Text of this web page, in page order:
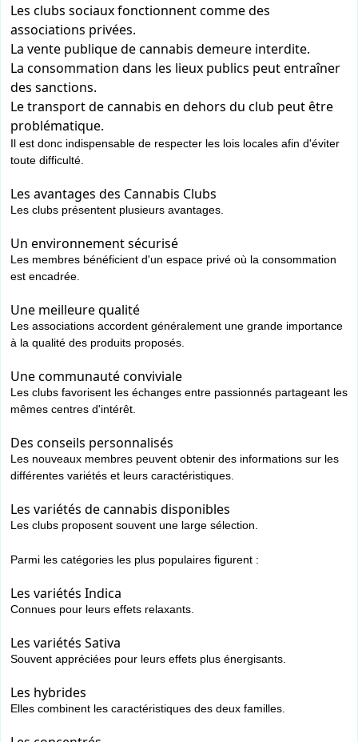
Les clubs sociaux fonctionnent comme des
associations privées.
La vente publique de cannabis demeure interdite.
La consommation dans les lieux publics peut entraîner
des sanctions.
Le transport de cannabis en dehors du club peut être
problématique.
Il est donc indispensable de respecter les lois locales afin d'éviter
toute difficulté.
Les avantages des Cannabis Clubs
Les clubs présentent plusieurs avantages.
Un environnement sécurisé
Les membres bénéficient d'un espace privé où la consommation
est encadrée.
Une meilleure qualité
Les associations accordent généralement une grande importance
à la qualité des produits proposés.
Une communauté conviviale
Les clubs favorisent les échanges entre passionnés partageant les
mêmes centres d'intérêt.
Des conseils personnalisés
Les nouveaux membres peuvent obtenir des informations sur les
différentes variétés et leurs caractéristiques.
Les variétés de cannabis disponibles
Les clubs proposent souvent une large sélection.
Parmi les catégories les plus populaires figurent :
Les variétés Indica
Connues pour leurs effets relaxants.
Les variétés Sativa
Souvent appréciées pour leurs effets plus énergisants.
Les hybrides
Elles combinent les caractéristiques des deux familles.